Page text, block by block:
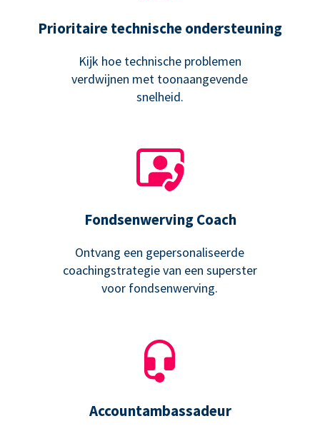
Prioritaire technische ondersteuning
Kijk hoe technische problemen
verdwijnen met toonaangevende
snelheid.
Fondsenwerving Coach
Ontvang een gepersonaliseerde
coachingstrategie van een superster
voor fondsenwerving.
Accountambassadeur